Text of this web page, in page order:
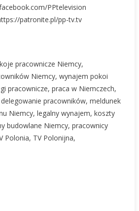
PPtelevision
patronite.pl/pp-tv.tv
pracownicze Niemcy,
Niemcy, wynajem pokoi
pracownicze, praca w Niemczech,
pracowników, meldunek
Niemcy, legalny wynajem, koszty
budowlane Niemcy, pracownicy
Polonia, TV Polonijna,